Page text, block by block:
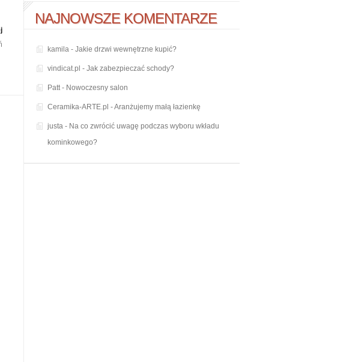
NAJNOWSZE KOMENTARZE
kamila - Jakie drzwi wewnętrzne kupić?
vindicat.pl - Jak zabezpieczać schody?
Patt- Nowoczesny salon
Ceramika-ARTE.pl -Aranżujemy małą łazienkę
justa - Na co zwrócić uwagę podczas wyboru wkładu
kominkowego?